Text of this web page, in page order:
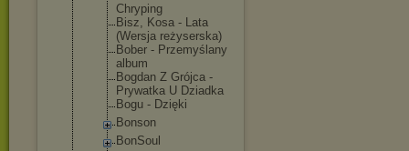
Chryping
Bisz, Kosa - Lata
(Wersja reżyserska)
Bober - Przemyślany
album
Bogdan Z Grójca -
Prywatka U Dziadka
Bogu - Dzięki
Bonson
BonSoul